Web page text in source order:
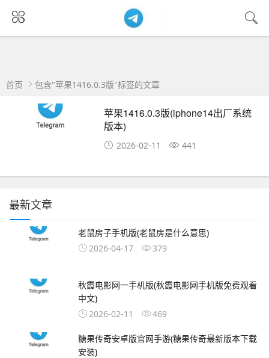
首页 包含"苹果1416.0.3版"标签的文章
苹果1416.0.3版(iphone14出厂系统
版本)
2026-02-11 441
最新文章
老鼠房子手机版(老鼠房是什么意思)
2026-04-17
379
秋霞电影网一手机版(秋霞电影网手机版免费观看
中文)
2026-02-11
469
糖果传奇安卓版官网手游(糖果传奇最新版本下载
安装)